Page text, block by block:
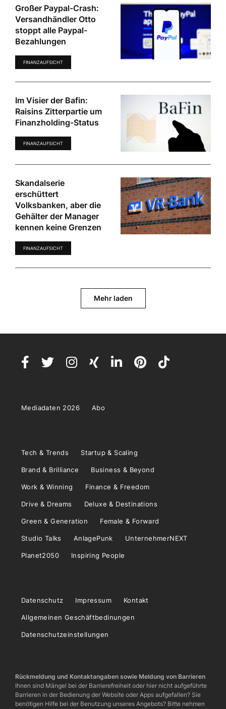
Großer Paypal-Crash:
Versandhändler Otto
stoppt alle Paypal-
Bezahlungen
FINANZAUFSICHT
Im Visier der Bafin:
Raisins Zitterpartie um
Finanzholding-Status
FINANZAUFSICHT
Skandalserie
erschüttert
Volksbanken, aber die
Gehälter der Manager
kennen keine Grenzen
FINANZAUFSICHT
Mehr laden
Mediadaten 2026 Abo
Tech & Trends Startup & Scaling
Brand & Brilliance Business & Beyond
Work & Winning Finance & Freedom
Drive & Dreams Deluxe & Destinations
Green & Generation Female & Forward
Studio Talks AnlagePunk UnternehmerNEXT
Planet2050 Inspiring People
Datenschutz Impressum Kontakt
Allgemeinen Geschäftbedinungen
Datenschutzeinstellungen
Rückmeldung und Kontaktangaben sowie Meldung von Barrieren
Ihnen sind Mängel bei der Barrierefreiheit oder hier nicht aufgeführte
Barrieren in der Bedienung der Website oder Apps aufgefallen? Sie
benötigen Hilfe bei der Benutzung unseres Angebots? Bitte nehmen